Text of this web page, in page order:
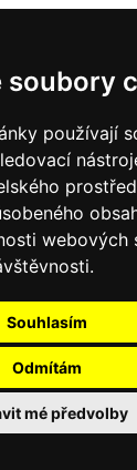
soubory
používají
webových
Souhlasím
Odmítám
mé předvolby